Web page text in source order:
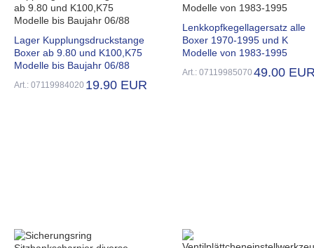
Lager Kupplungsdruckstange
Boxer ab 9.80 und K100,K75
Modelle bis Baujahr 06/88
Art.: 07119984020 19.90 EUR
Lenkkopfkegellagersatz alle
Boxer 1970-1995 und K
Modelle von 1983-1995
Art.: 07119985070 49.00